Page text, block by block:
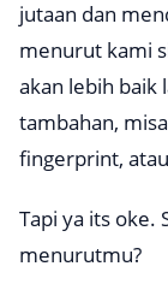
jutaan dan
menurut kami
akan lebih baik
tambahan,
fingerprint,
Tapi ya its oke.
menurutmu?